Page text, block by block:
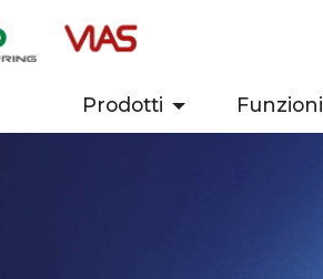
Prodotti Funzioni